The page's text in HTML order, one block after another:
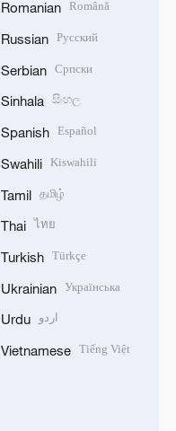
Romanian Română
Russian Русский
Serbian Српски
Sinhala සිංහල
Spanish Español
Swahili Kiswahili
Tamil தமிழ்
Thai ไทย
Turkish Türkçe
Ukrainian Українська
Urdu اردو
Vietnamese Tiếng Việt